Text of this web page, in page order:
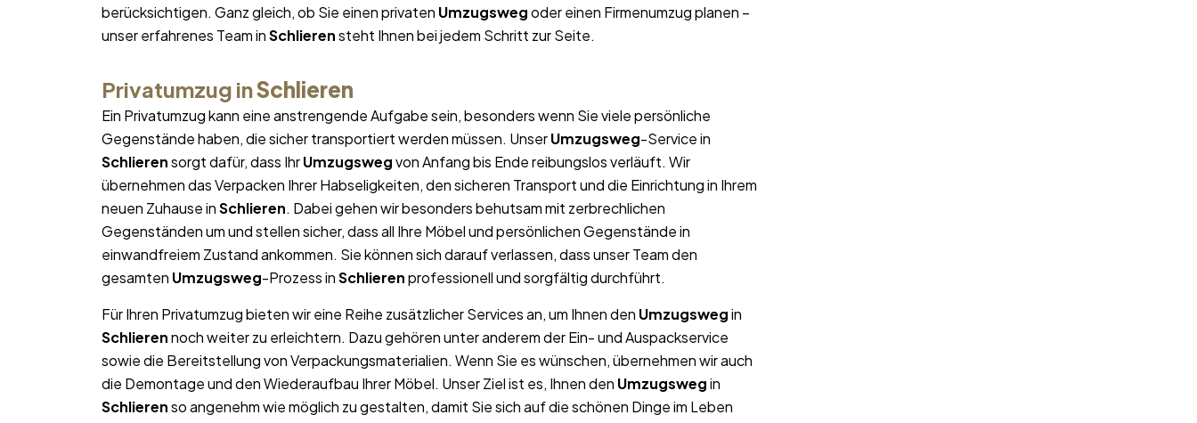
berücksichtigen. Ganz gleich, ob Sie einen privaten Umzugswegoder einen Firmenumzug planen –
unser erfahrenes Team inSchlierensteht Ihnen bei jedem Schritt zur Seite.
Privatumzug inSchlieren
Ein Privatumzug kann eine anstrengende Aufgabe sein, besonders wenn Sie viele persönliche
Gegenstände haben, die sicher transportiert werden müssen. UnserUmzugsweg-Service in
Schlierensorgt dafür, dass IhrUmzugswegvon Anfang bis Ende reibungslos verläuft. Wir
übernehmen das Verpacken Ihrer Habseligkeiten, den sicheren Transport und die Einrichtung in Ihrem
neuen Zuhause inSchlieren. Dabei gehen wir besonders behutsam mit zerbrechlichen
Gegenständen um und stellen sicher, dass all Ihre Möbel und persönlichen Gegenstände in
einwandfreiem Zustand ankommen. Sie können sich darauf verlassen, dass unser Team den
gesamten Umzugsweg-Prozess inSchlierenprofessionell und sorgfältig durchführt.
Für Ihren Privatumzug bieten wir eine Reihe zusätzlicher Services an, um Ihnen den Umzugswegin
Schlierennoch weiter zu erleichtern. Dazu gehören unter anderem der Ein- und Auspackservice
sowie die Bereitstellung von Verpackungsmaterialien. Wenn Sie es wünschen, übernehmen wir auch
die Demontage und den Wiederaufbau Ihrer Möbel. Unser Ziel ist es, Ihnen den Umzugswegin
Schlierenso angenehm wie möglich zu gestalten, damit Sie sich auf die schönen Dinge im Leben